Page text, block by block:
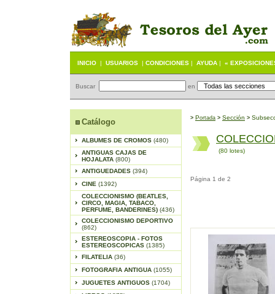
INICIO | USUARIOS | CONDICIONES | AYUDA | «
Buscar en
Catálogo
ALBUMES DE CROMOS (480)
ANTIGUAS CAJAS DE
HOJALATA (800)
ANTIGUEDADES (394)
CINE (1392)
COLECCIONISMO (BEATLES,
CIRCO, MAGIA, TABACO,
PERFUME, BANDERINES) (436)
COLECCIONISMO DEPORTIVO
(862)
ESTEREOSCOPIA - FOTOS
ESTEREOSCOPICAS (1385)
FILATELIA (36)
FOTOGRAFIA ANTIGUA (1055)
JUGUETES ANTIGUOS (1704)
> Portada > Sección >
(80 lotes)
Página 1 de 2